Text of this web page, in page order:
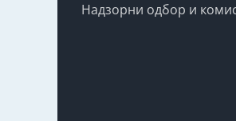
Надзорни одбор и